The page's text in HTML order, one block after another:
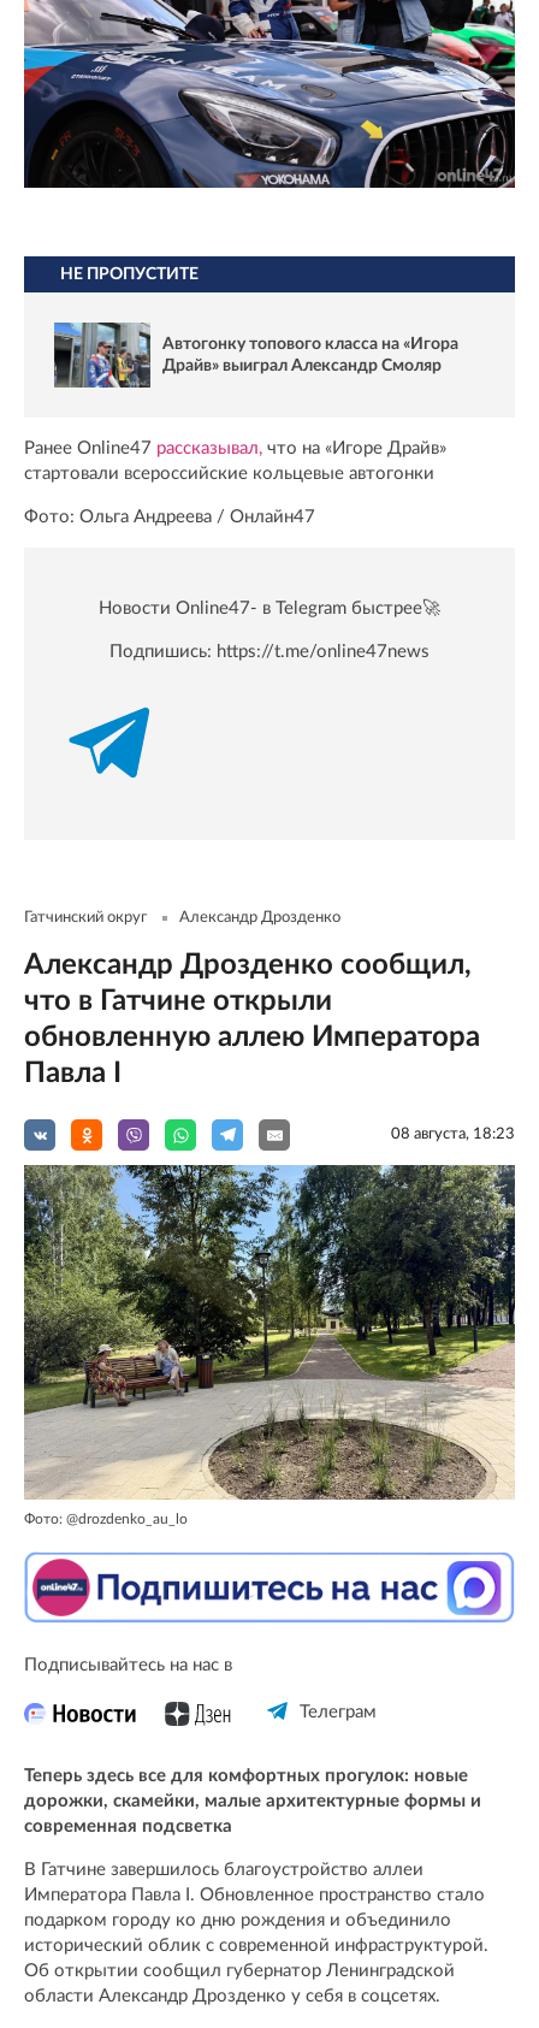
НЕ ПРОПУСТИТЕ
Автогонку топового класса на «Игора
Драйв» выиграл Александр Смоляр
Ранее Online47 рассказывал, что на «Игоре Драйв»
стартовали всероссийские кольцевые автогонки
Фото: Ольга Андреева / Онлайн47
Новости Online47- в Telegram быстрее🚀
Подпишись: https://t.me/online47news
Гатчинский округ Александр Дрозденко
Александр Дрозденко сообщил,
что в Гатчине открыли
обновленную аллею Императора
Павла I
08 августа, 18:23
Фото: @drozdenko_au_lo
Подписывайтесь на нас в
Телеграм
Теперь здесь все для комфортных прогулок: новые
дорожки, скамейки, малые архитектурные формы и
современная подсветка
В Гатчине завершилось благоустройство аллеи
Императора Павла I. Обновленное пространство стало
подарком городу ко дню рождения и объединило
исторический облик с современной инфраструктурой.
Об открытии сообщил губернатор Ленинградской
области Александр Дрозденко у себя в соцсетях.